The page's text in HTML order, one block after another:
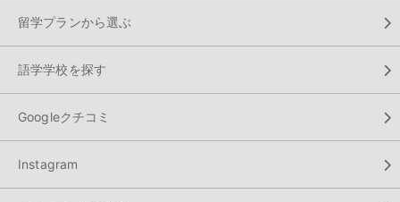
留学プランから選ぶ
語学学校を探す
Googleクチコミ
Instagram